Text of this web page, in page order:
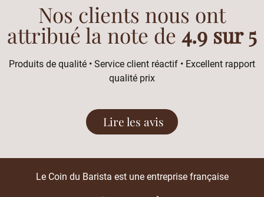
Nos clients nous ont
attribué la note de 4.9 sur 5
Produits de qualité • Service client réactif • Excellent rapport
qualité prix
Lire les avis
Le Coin du Barista est une entreprise française